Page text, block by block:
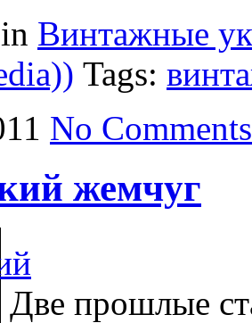
in Винтажные
Tags:
No Comments
жемчуг
Две прошлые